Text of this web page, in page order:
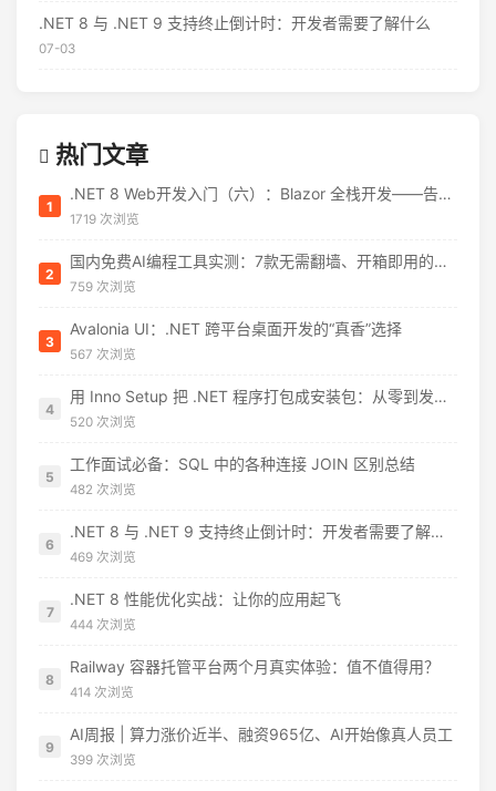
.NET 8 与 .NET 9 支持终止倒计时：开发者需要了解什么
07-03
热门文章
1
.NET 8 Web开发入门（六）：Blazor 全栈开发——告别 JavaScript 焦虑
1719 次浏览
2
国内免费AI编程工具实测：7款无需翻墙、开箱即用的选择（附2026年7月最新额度）
759 次浏览
3
Avalonia UI：.NET 跨平台桌面开发的“真香”选择
567 次浏览
4
用 Inno Setup 把 .NET 程序打包成安装包：从零到发布的完整指南
520 次浏览
5
工作面试必备：SQL 中的各种连接 JOIN 区别总结
482 次浏览
6
.NET 8 与 .NET 9 支持终止倒计时：开发者需要了解什么
469 次浏览
7
.NET 8 性能优化实战：让你的应用起飞
444 次浏览
8
Railway 容器托管平台两个月真实体验：值不值得用？
414 次浏览
9
AI周报 | 算力涨价近半、融资965亿、AI开始像真人员工
399 次浏览